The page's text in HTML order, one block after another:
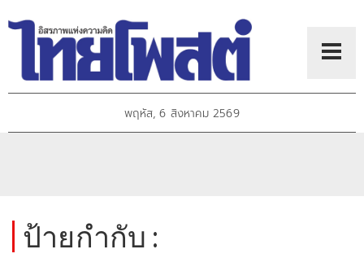
พฤหัส, 6 สิงหาคม 2569
ป้ายกำกับ :